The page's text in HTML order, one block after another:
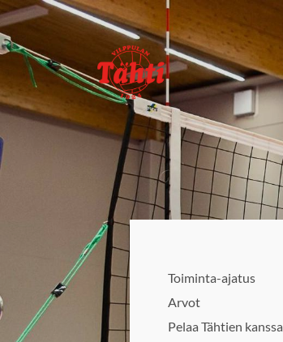
Siirry
sivun
sisältöön
Vilppulan Tähti ry
Toiminta-ajatus
Arvot
Pelaa Tähtien kanssa